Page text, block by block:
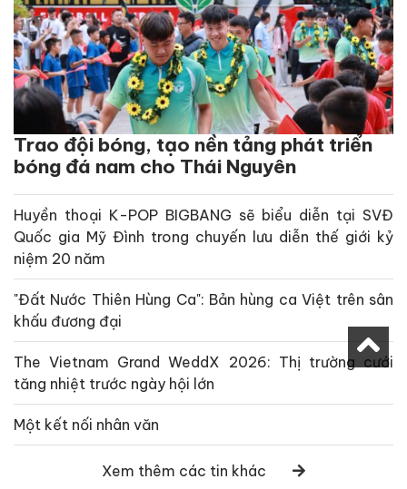
Trao đội bóng, tạo nền tảng phát triển
bóng đá nam cho Thái Nguyên
Huyền thoại K-POP BIGBANG sẽ biểu diễn tại SVĐ
Quốc gia Mỹ Đình trong chuyến lưu diễn thế giới kỷ
niệm 20 năm
"Đất Nước Thiên Hùng Ca": Bản hùng ca Việt trên sân
khấu đương đại
The Vietnam Grand WeddX 2026: Thị trường cưới
tăng nhiệt trước ngày hội lớn
Một kết nối nhân văn
Xem thêm các tin khác